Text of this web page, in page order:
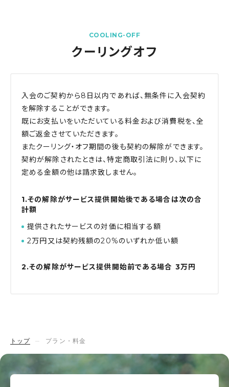
COOLING-OFF
クーリングオフ
入会のご契約から8日以内であれば、無条件に入会契約
を解除することができます。
既にお支払いをいただいている料金および消費税を、全
額ご返金させていただきます。
またクーリング・オフ期間の後も契約の解除ができます。
契約が解除されたときは、特定商取引法に則り、以下に
定める金額の他は請求致しません。
1.その解除がサービス提供開始後である場合は次の合
計額
提供されたサービスの対価に相当する額
2万円又は契約残額の20%のいずれか低い額
2.その解除がサービス提供開始前である場合 3万円
トップ プラン・料金